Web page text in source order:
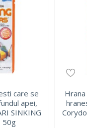
care se
apei,
SINKING
50g